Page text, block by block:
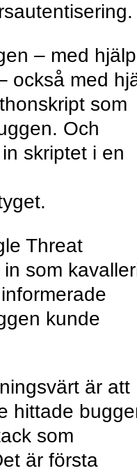
– med hjälp
också med
som
Och
skriptet i en
Threat
som
kunde
är att
hittade
som
är första